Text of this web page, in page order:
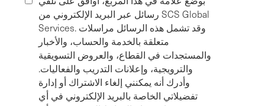
رسائل عبر البريد الإلكتروني من SCS Global
Services. وقد تشمل هذه الرسائل مراسلات
متعلقة بالخدمة والحساب، والأخبار
والمستجدات في القطاع، والعروض التسويقية
والترويجية، وإعلانات التدريب والفعاليات.
وأدرك أنه يمكنني إلغاء الاشتراك أو إدارة
تفضيلاتي الخاصة بالبريد الإلكتروني في أي